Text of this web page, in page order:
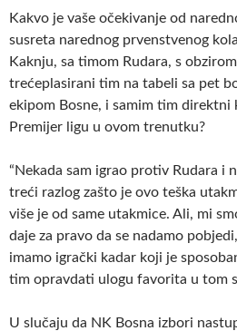
Kakvo je vaše očekivanje od
susreta narednog prvenstvenog
Kaknju, sa timom Rudara, s
trećeplasirani tim na tabeli sa pet
ekipom Bosne, i samim tim direktni
Premijer ligu u ovom trenutku?
“Nekada sam igrao protiv Rudara i
treći razlog zašto je ovo teška
više je od same utakmice. Ali, mi
daje za pravo da se nadamo
imamo igrački kadar koji je
tim opravdati ulogu favorita u tom
U slučaju da NK Bosna izbori